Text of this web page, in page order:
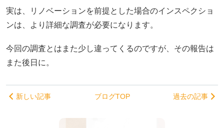
実は、リノベーションを前提とした場合のインスペクショ
ンは、より詳細な調査が必要になります。
今回の調査とはまた少し違ってくるのですが、その報告は
また後日に。
新しい記事 ブログTOP 過去の記事